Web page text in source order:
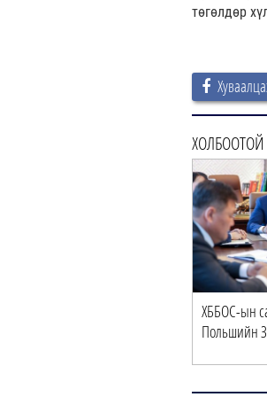
төгөлдөр
ХББОС-ын
Польшийн